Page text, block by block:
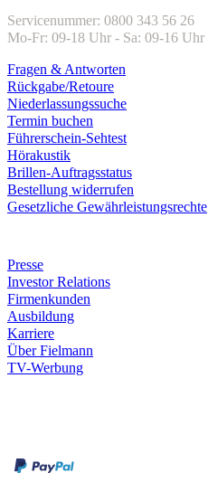
Servicenummer: 0800 343 56 26
Mo-Fr: 09-18 Uhr - Sa: 09-16 Uhr
Fragen & Antworten
Rückgabe/Retoure
Niederlassungssuche
Termin buchen
Führerschein-Sehtest
Hörakustik
Brillen-Auftragsstatus
Bestellung widerrufen
Gesetzliche Gewährleistungsrechte
Presse
Investor Relations
Firmenkunden
Ausbildung
Karriere
Über Fielmann
TV-Werbung